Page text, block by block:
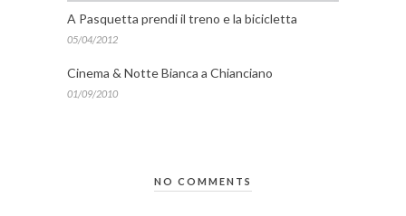
A Pasquetta prendi il treno e la bicicletta
05/04/2012
Cinema & Notte Bianca a Chianciano
01/09/2010
NO COMMENTS